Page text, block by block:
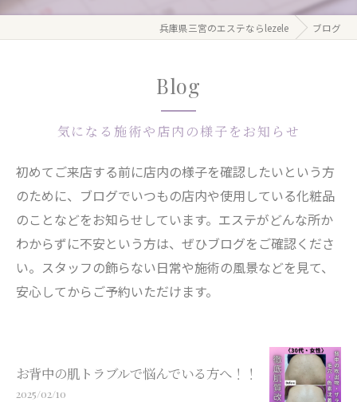
兵庫県三宮のエステならlezele ブログ
Blog
気になる施術や店内の様子をお知らせ
初めてご来店する前に店内の様子を確認したいという方
のために、ブログでいつもの店内や使用している化粧品
のことなどをお知らせしています。エステがどんな所か
わからずに不安という方は、ぜひブログをご確認くださ
い。スタッフの飾らない日常や施術の風景などを見て、
安心してからご予約いただけます。
お背中の肌トラブルで悩んでいる方へ！！
2025/02/10